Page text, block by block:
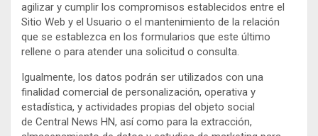
agilizar y cumplir los compromisos establecidos entre el
Sitio Web y el Usuario o el mantenimiento de la relación
que se establezca en los formularios que este último
rellene o para atender una solicitud o consulta.
Igualmente, los datos podrán ser utilizados con una
finalidad comercial de personalización, operativa y
estadística, y actividades propias del objeto social
de Central News HN, así como para la extracción,